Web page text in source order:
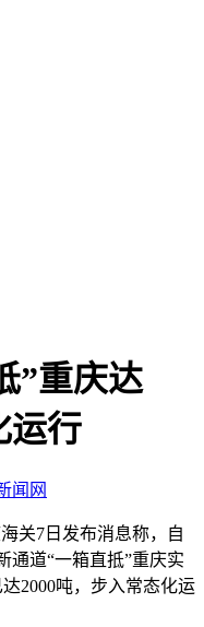
”重庆达
运行
闻网
关7日发布消息称，自
通道“一箱直抵”重庆实
2000吨，步入常态化运